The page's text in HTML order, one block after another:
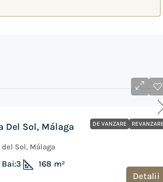
DE VANZARE REVANZARE
Del Sol, Málaga
Sol, Málaga
Bai:3 168 m²
Detalii